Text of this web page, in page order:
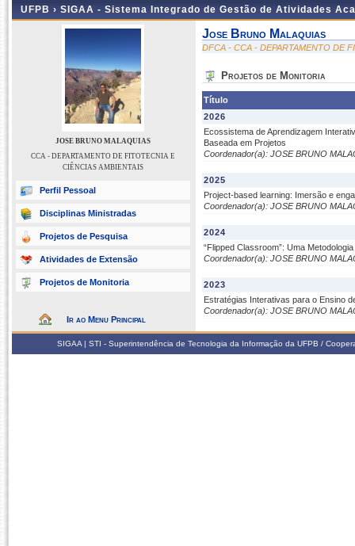
UFPB › SIGAA - Sistema Integrado de Gestão de Atividades
JOSE BRUNO MALAQUIAS
CCA - DEPARTAMENTO DE FITOTECNIA E
CIÊNCIAS AMBIENTAIS
Perfil Pessoal
Disciplinas Ministradas
Projetos de Pesquisa
Atividades de Extensão
Projetos de Monitoria
Ir ao Menu Principal
Jose Bruno Malaquias
DFCA - CCA - DEPARTAMENTO DE
Projetos de Monitoria
Título
2026
Ecossistema de Aprendizagem
Baseada em Projetos
Coordenador(a): JOSE BRUNO
2025
Project-based learning: Imersão e
Coordenador(a): JOSE BRUNO
2024
“Flipped Classroom”: Uma
Coordenador(a): JOSE BRUNO
2023
Estratégias Interativas para o Ensino
Coordenador(a): JOSE BRUNO
SIGAA | STI - Superintendência de Tecnologia da Informação da UFPB /